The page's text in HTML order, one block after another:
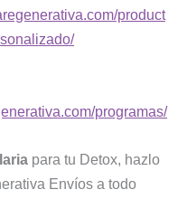
product
programas/
para tu Detox, hazlo
Envíos a todo